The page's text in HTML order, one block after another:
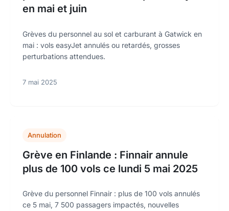
en mai et juin
Grèves du personnel au sol et carburant à Gatwick en
mai : vols easyJet annulés ou retardés, grosses
perturbations attendues.
7 mai 2025
Annulation
Grève en Finlande : Finnair annule
plus de 100 vols ce lundi 5 mai 2025
Grève du personnel Finnair : plus de 100 vols annulés
ce 5 mai, 7 500 passagers impactés, nouvelles